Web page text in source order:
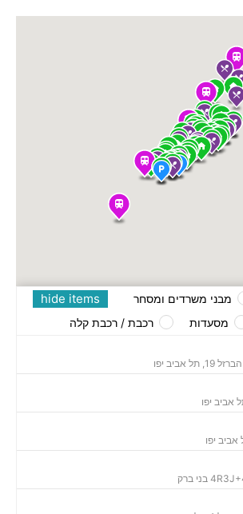
הברזל 19, תל אביב יפו
hide items
מבני משרדים ומסחר
מסעדות רכבת / רכבת קלה